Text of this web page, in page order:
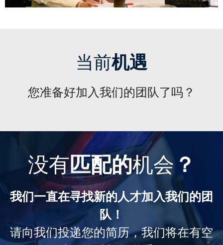
当前机遇
您准备好加入我们的团队了吗？
没有匹配的机会 ？
我们一直在寻找新的人才加入我们的团
队！
请向我们投递您的简历，我们将在有空